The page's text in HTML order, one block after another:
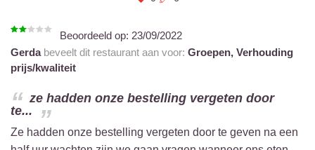
Beoordeeld op: 23/09/2022
Gerdabeveelt dit restaurant aan voor: Groepen, Verhouding
prijs/kwaliteit
ze hadden onze bestelling vergeten door
te...
Ze hadden onze bestelling vergeten door te geven na een